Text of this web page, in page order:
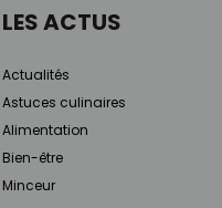
LES ACTUS
Actualités
Astuces culinaires
Alimentation
Bien-être
Minceur